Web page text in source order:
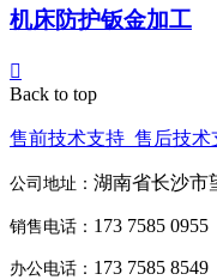
机床防护钣金加工
Back to top
售前技术支持 售后技术
公司地址： 湖南省长沙市
销售电话： 173 7585 0955
办公电话： 173 7585 8549